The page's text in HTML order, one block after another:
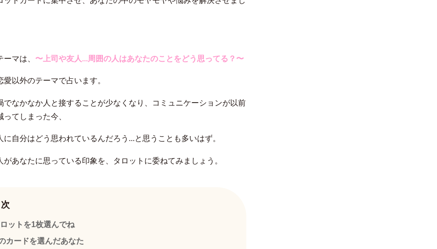
マは、 〜上司や友人...周囲の人はあなたのことをどう思ってる？ 〜
愛以外のテーマで占います。
でなかなか人と接することが少なくなり、コミュニケーションが以前
ってしまった今、
に自分はどう思われているんだろう...と思うことも多いはず。
があなたに思っている印象を、タロットに委ねてみましょう。
ットを1枚選んでね
カードを選んだあなた